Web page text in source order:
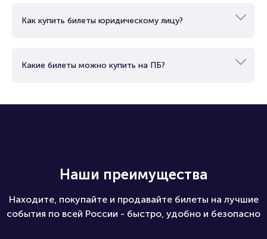
Как купить билеты юридическому лицу?
Какие билеты можно купить на ПБ?
Наши преимущества
Находите, покупайте и продавайте билеты на лучшие
события по всей России - быстро, удобно и безопасно